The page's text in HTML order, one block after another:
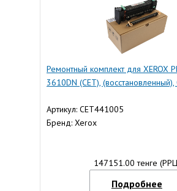
Ремонтный комплект для XEROX
3610DN (CET),
Артикул: CET441005
Бренд: Xerox
147151.00 тенге
Подробнее